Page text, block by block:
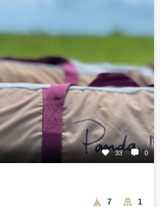
33 0
7 1